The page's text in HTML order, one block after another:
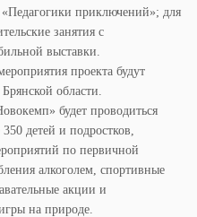
приключений»; для
занятия с
выставки.
проекта будут
области.
будет проводиться
350 детей и подростков,
по первичной
алкоголем, спортивные
акции и
на природе.